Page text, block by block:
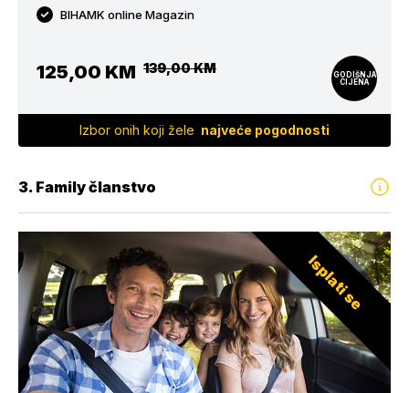
BIHAMK online Magazin
125,00 KM 139,00 KM
Izbor onih koji žele najveće pogodnosti
GODIŠNJA
CIJENA
3. Family članstvo
Isplati se